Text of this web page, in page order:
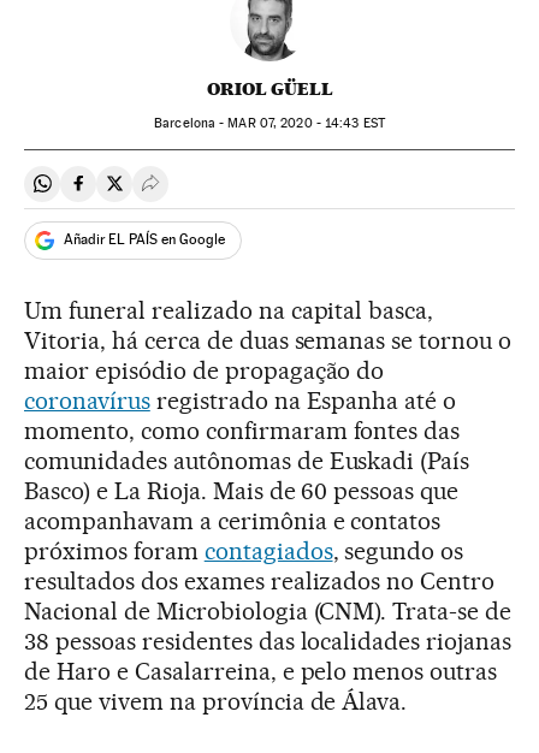
ORIOL GÜELL
Barcelona -MAR07, 2020 - 14:43 EST
Compartir en Whatsapp
Compartir en Facebook
Compartir en Twitter
Desplegar Redes Sociales
Añadir EL PAÍS en Google
Um funeral realizado na capital basca,
Vitoria, há cerca de duas semanas se tornou o
maior episódio de propagação do
coronavírusregistrado na Espanha até o
momento, como confirmaram fontes das
comunidades autônomas de Euskadi (País
Basco) e La Rioja. Mais de 60 pessoas que
acompanhavam a cerimônia e contatos
próximos foram contagiados, segundo os
resultados dos exames realizados no Centro
Nacional de Microbiologia (CNM). Trata-se de
38 pessoas residentes das localidades riojanas
de Haro e Casalarreina, e pelo menos outras
25 que vivem na província de Álava.